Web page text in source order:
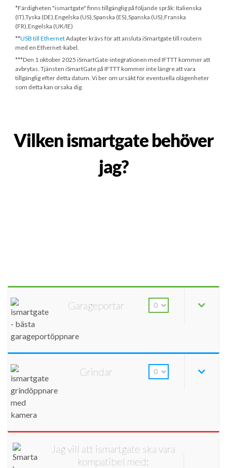
*Färdigheten "ismartgate" finns tillgänglig på följande språk: Italienska
(IT),Tyska (DE),Engelska (US),Spanska (ES),Spanska (US),Franska
(FR),Engelska (UK/IE)
**USB till EthernetAdapter krävs för att ansluta iSmartgate till routern
med en Ethernet-kabel.
***Den 1 oktober 2025 iSmartGate-integrationen med IFTTT kommer att
avbrytas. Tjänsten iSmartGate på IFTTT kommer inte längre att vara
tillgänglig efter detta datum. Vi ber om ursäkt för eventuella olägenheter
som detta kan orsaka dig.
Vilken ismartgate behöver
jag?
Garageportar
Grindar
Jag vill att ismartgate ska vara
kompatibel med: